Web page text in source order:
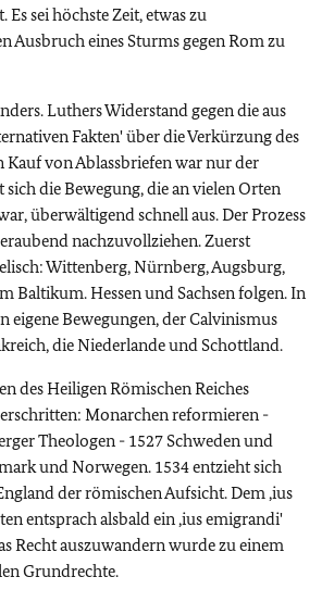
Es sei höchste Zeit, etwas zu
Ausbruch eines Sturms gegen Rom zu
Luthers Widerstand gegen die aus
Fakten' über die Verkürzung des
Kauf von Ablassbriefen war nur der
sich die Bewegung, die an vielen Orten
überwältigend schnell aus. Der Prozess
nachzuvollziehen. Zuerst
Wittenberg, Nürnberg, Augsburg,
Baltikum. Hessen und Sachsen folgen. In
eigene Bewegungen, der Calvinismus
die Niederlande und Schottland.
des Heiligen Römischen Reiches
Monarchen reformieren -
Theologen - 1527 Schweden und
und Norwegen. 1534 entzieht sich
der römischen Aufsicht. Dem ‚ius
entsprach alsbald ein ‚ius emigrandi'
Recht auszuwandern wurde zu einem
Grundrechte.